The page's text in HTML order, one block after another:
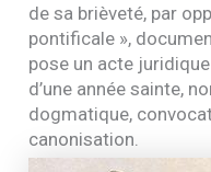
de sa brièveté, par
pontificale »,
pose un acte
d’une année sainte,
dogmatique,
canonisation.